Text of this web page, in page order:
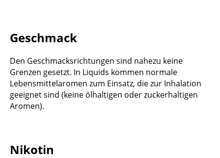
Geschmack
Den Geschmacksrichtungen sind nahezu keine
Grenzen gesetzt. In Liquids kommen normale
Lebensmittelaromen zum Einsatz, die zur Inhalation
geeignet sind (keine ölhaltigen oder zuckerhaltigen
Aromen).
Nikotin